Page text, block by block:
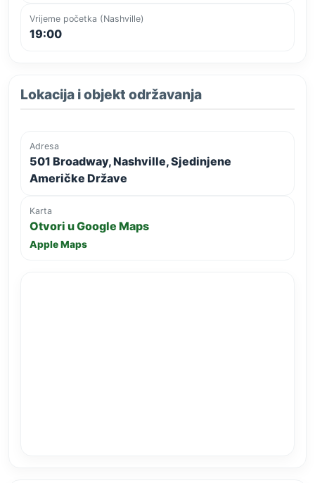
Vrijeme početka (Nashville)
19:00
Lokacija i objekt održavanja
Adresa
501 Broadway, Nashville, Sjedinjene
Američke Države
Karta
Otvori u Google Maps
Apple Maps